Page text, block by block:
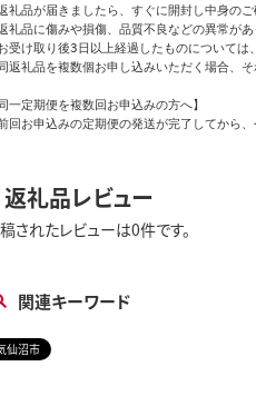
礼品が届きましたら、すぐに開封し中身のご
礼品に傷みや損傷、品質不良などの異常が
受け取り後3日以上経過したものについて
返礼品を複数個お申し込みいただく場合、
同一定期便を複数回お申込みの方へ】
回お申込みの定期便の発送が完了してから
返礼品レビュー
されたレビューは0件です。
関連キーワード
仙沼市